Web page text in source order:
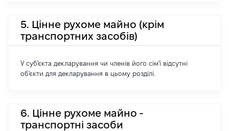
5. Цінне рухоме майно (крім
транспортних засобів)
У суб'єкта декларування чи членів його сім'ї відсутні
об'єкти для декларування в цьому розділі.
6. Цінне рухоме майно -
транспортні засоби